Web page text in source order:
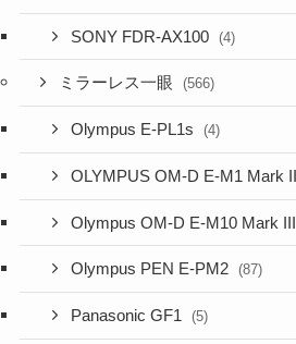
SONY FDR-AX100 (4)
ミラーレス一眼 (566)
Olympus E-PL1s (4)
OLYMPUS OM-D E-M1 Mark II
Olympus OM-D E-M10 Mark III
Olympus PEN E-PM2 (87)
Panasonic GF1 (5)